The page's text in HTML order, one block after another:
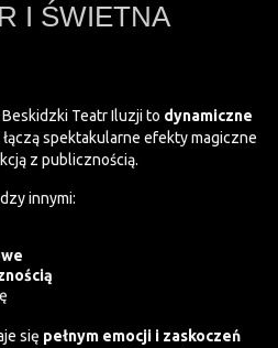
I ŚWIETNA
Teatr Iluzji to dynamiczne
spektakularne efekty magiczne
z publicznością.
innymi:
się pełnym emocji i zaskoczeń